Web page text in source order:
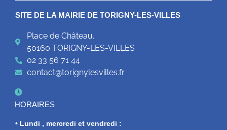
SITE DE LA MAIRIE DE TORIGNY-LES-VILLES
Place de Château,
50160 TORIGNY-LES-VILLES
02 33 56 71 44
contact@torignylesvilles.fr
HORAIRES
• Lundi , mercredi et vendredi :